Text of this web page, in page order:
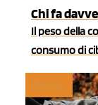
Chi fa
Il peso della
consumo di